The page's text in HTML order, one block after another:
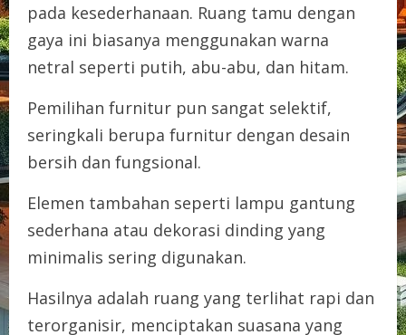
pada kesederhanaan. Ruang tamu dengan
gaya ini biasanya menggunakan warna
netral seperti putih, abu-abu, dan hitam.
Pemilihan furnitur pun sangat selektif,
seringkali berupa furnitur dengan desain
bersih dan fungsional.
Elemen tambahan seperti lampu gantung
sederhana atau dekorasi dinding yang
minimalis sering digunakan.
Hasilnya adalah ruang yang terlihat rapi dan
terorganisir, menciptakan suasana yang